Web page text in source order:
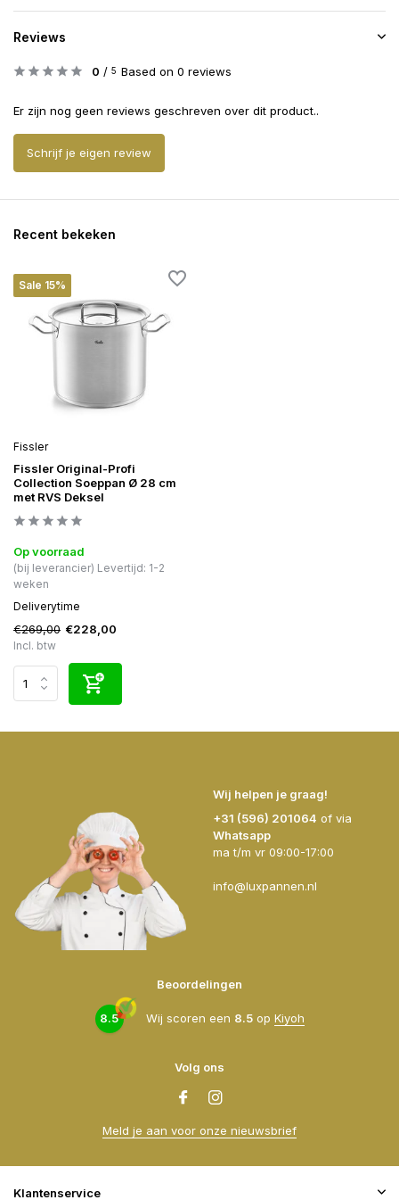
Reviews
0 / 5 Based on 0 reviews
Er zijn nog geen reviews geschreven over dit product..
Schrijf je eigen review
Recent bekeken
Sale 15%
Fissler
Fissler Original-Profi
Collection Soeppan Ø 28 cm
met RVS Deksel
Op voorraad
(bij leverancier) Levertijd: 1-2
weken
Deliverytime
€269,00 €228,00
Incl. btw
Wij helpen je graag!
+31 (596) 201064 of via
Whatsapp
ma t/m vr 09:00-17:00
info@luxpannen.nl
Beoordelingen
8.5 Wij scoren een 8.5op Kiyoh
Volg ons
Meld je aan voor onze nieuwsbrief
Klantenservice